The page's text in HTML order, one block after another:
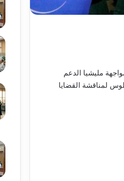
مليشيا الدعم
لمناقشة القضايا